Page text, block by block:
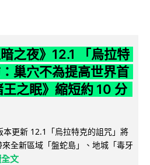
之夜》12.1 「烏拉特
巢穴不為提高世界首
之眠》縮短約 10 分
本更新 12.1「烏拉特克的詛咒」將
全新區域「盤蛇島」、地城「毒牙
文